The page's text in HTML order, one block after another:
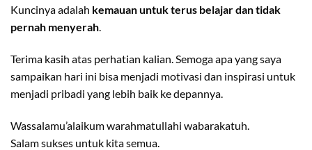
Kuncinya adalah kemauan untuk terus belajar dan tidak
pernah menyerah.
Terima kasih atas perhatian kalian. Semoga apa yang saya
sampaikan hari ini bisa menjadi motivasi dan inspirasi untuk
menjadi pribadi yang lebih baik ke depannya.
Wassalamu’alaikum warahmatullahi wabarakatuh.
Salam sukses untuk kita semua.